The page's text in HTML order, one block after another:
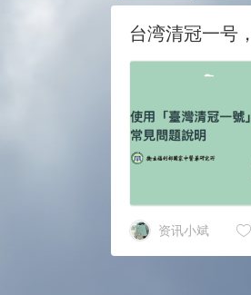
台湾清冠一号
资讯小斌